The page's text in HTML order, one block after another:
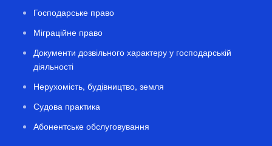
Господарське право
Міграційне право
Документи дозвільного характеру у господарській
діяльності
Нерухомість, будівництво, земля
Судова практика
Абонентське обслуговування